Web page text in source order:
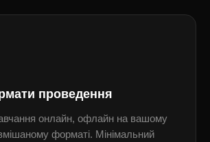
проведення
онлайн, офлайн на вашому
форматі. Мінімальний